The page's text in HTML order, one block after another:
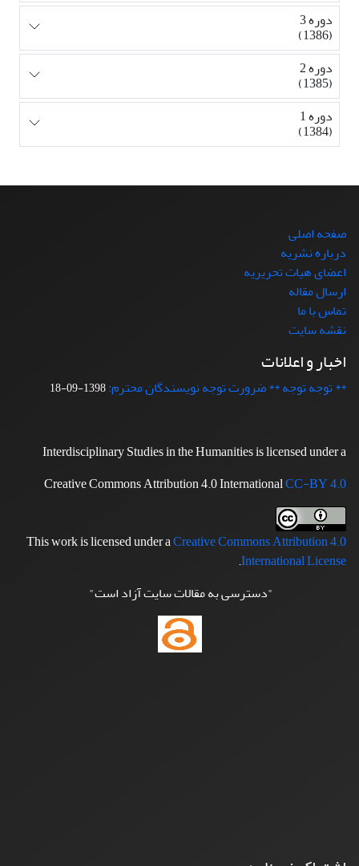
دوره 3
(1386)
دوره 2
(1385)
دوره 1
(1384)
صفحه اصلی
درباره نشریه
اعضای هیات تحریریه
ارسال مقاله
تماس با ما
نقشه سایت
اخبار و اعلانات
** توجه توجه ** ضرورت توجه نویسندگان محترم:1398-09-18
Interdisciplinary Studies in the Humanities is licensed under a
Creative Commons Attribution 4.0 InternationalCC-BY 4.0
This work is licensed under aCreative Commons Attribution 4.0
International License
.
"دسترسی به مقالات سایت آزاد است"